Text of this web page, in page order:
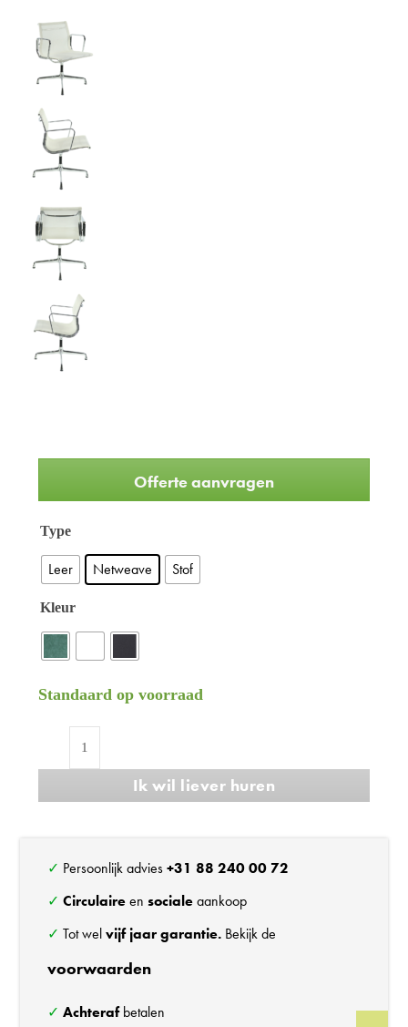
Offerte aanvragen
Type
Leer Netweave Stof
Kleur
Standaard op voorraad
Ik wil liever huren
✓ Persoonlijk advies+31 88 240 00 72
✓Circulaireensocialeaankoop
✓ Tot welvijf jaar garantie. Bekijk de
voorwaarden
✓Achterafbetalen